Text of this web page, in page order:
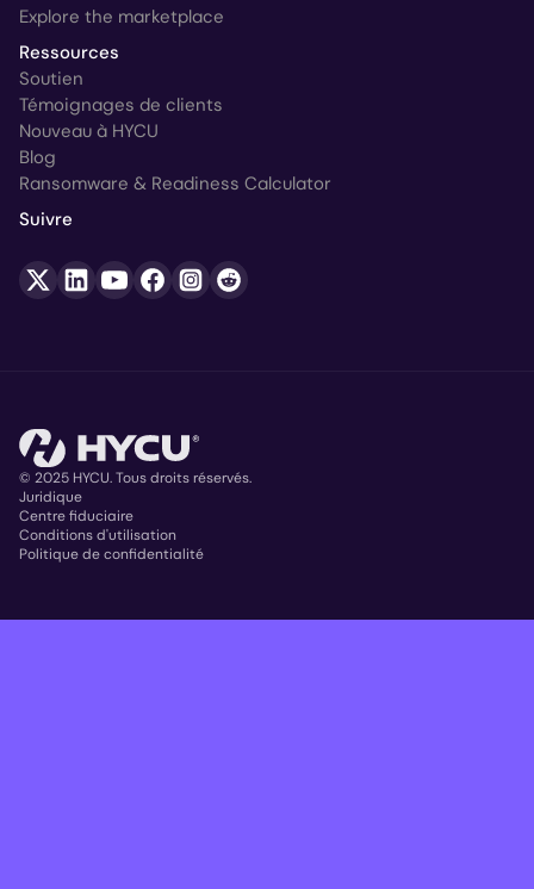
Explore the marketplace
Ressources
Soutien
Témoignages de clients
Nouveau à HYCU
Blog
Ransomware & Readiness Calculator
Suivre
Copyright
© 2025 HYCU. Tous droits réservés.
Juridique
Centre fiduciaire
Conditions d'utilisation
Politique de confidentialité